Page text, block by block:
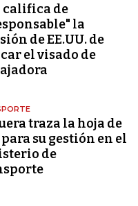
califica de
la
de EE.UU. de
el visado de
traza la hoja de
su gestión en el
de